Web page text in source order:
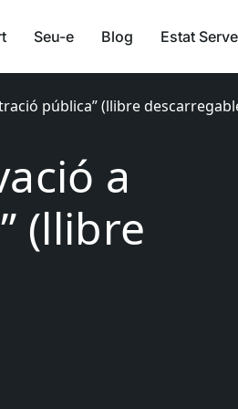
Seu-e Blog Estat
pública” (llibre
a
(llibre